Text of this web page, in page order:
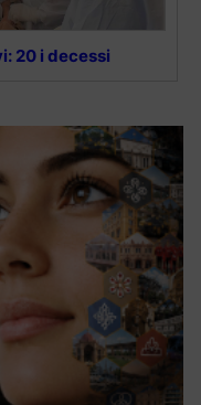
20 i decessi